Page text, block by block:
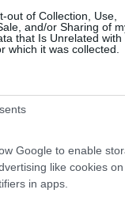
out of Collection, Use,
and/or Sharing of
that Is Unrelated with
which it was collected.
Google to enable
like cookies
in apps.
nei dintorni
Caravan Park Sexten